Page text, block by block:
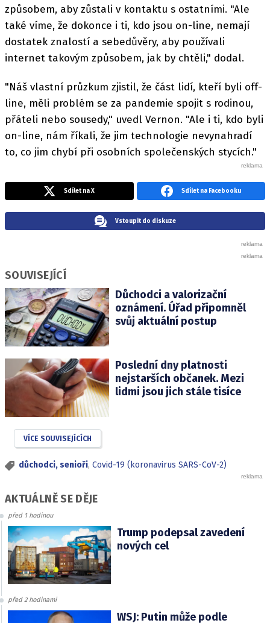
způsobem, aby zůstali v kontaktu s ostatními. "Ale
také víme, že dokonce i ti, kdo jsou on-line, nemají
dostatek znalostí a sebedůvěry, aby používali
internet takovým způsobem, jak by chtěli," dodal.
"Náš vlastní průzkum zjistil, že část lidí, kteří byli off-
line, měli problém se za pandemie spojit s rodinou,
přáteli nebo sousedy," uvedl Vernon. "Ale i ti, kdo byli
on-line, nám říkali, že jim technologie nevynahradí
to, co jim chybí při osobních společenských stycích."
Sdílet na X Sdílet na Facebooku
Vstoupit do diskuze
SOUVISEJÍCÍ
Důchodci a valorizační
oznámení. Úřad připomněl
svůj aktuální postup
Poslední dny platnosti
nejstarších občanek. Mezi
lidmi jsou jich stále tisíce
VÍCE SOUVISEJÍCÍCH
důchodci, senioři, Covid-19 (koronavirus SARS-CoV-2)
AKTUÁLNĚ SE DĚJE
před 1 hodinou
Trump podepsal zavedení
nových cel
před 2 hodinami
WSJ: Putin může podle